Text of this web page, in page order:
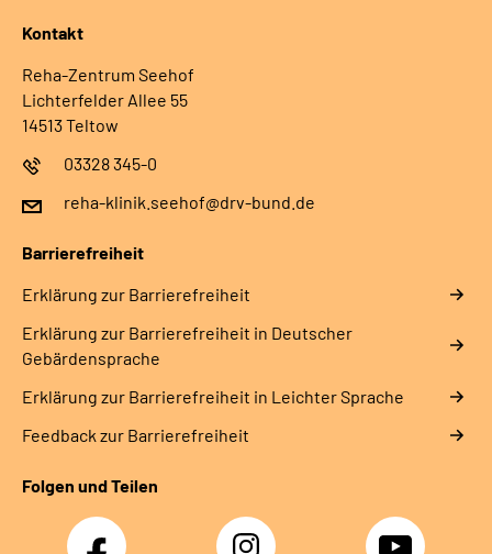
Kontakt
Reha-Zentrum Seehof
Lichterfelder Allee 55
14513 Teltow
03328 345-0
reha-klinik.seehof@drv-bund.de
Barrierefreiheit
Erklärung zur Barrierefreiheit
Erklärung zur Barrierefreiheit in Deutscher
Gebärdensprache
Erklärung zur Barrierefreiheit in Leichter Sprache
Feedback zur Barrierefreiheit
Folgen und Teilen
Facebook Instagram YouTube